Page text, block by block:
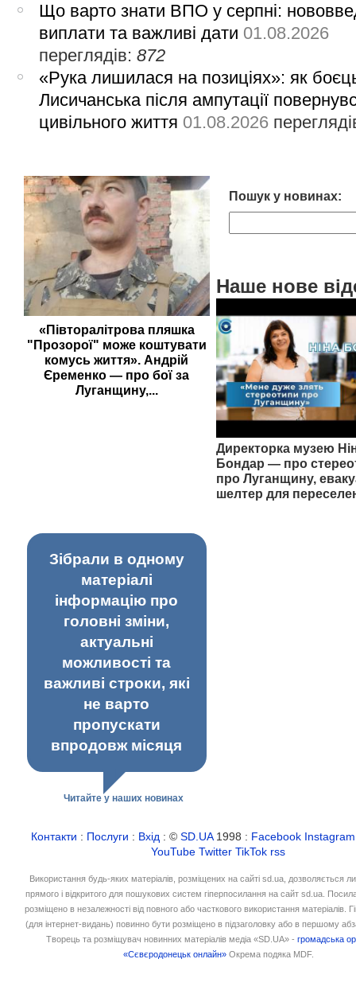
Що варто знати ВПО у серпні:
виплати та важливі дати 01.08.2026
переглядів:872
«Рука лишилася на позиціях»: як
Лисичанська після ампутації
цивільного життя 01.08.2026
«Півторалітрова пляшка
"Прозорої" може коштувати
комусь життя». Андрій
Єременко — про бої за
Луганщину,...
Пошук у новинах:
Наше нове
Директорка музею
Бондар — про
про Луганщину,
шелтер для
Зібрали в одному
матеріалі
інформацію про
головні зміни,
актуальні
можливості та
важливі строки, які
не варто
пропускати
впродовж місяця
Читайте у наших новинах
Контакти : Послуги : Вхід : ©SD.UA1998 : Facebook Instagram
YouTube Twitter TikTok rss
Використання будь-яких матеріалів, розміщених на сайті sd.ua, дозволяється
прямого і відкритого для пошукових систем гіперпосилання на сайт sd.ua.
розміщено в незалежності від повного або часткового використання матеріалів.
(для інтернет-видань) повинно бути розміщено в підзаголовку або в першому
Творець та розміщувач новинних матеріалів медіа «SD.UA» -громадська
«Сєвєродонецьк онлайн» Окрема подяка MDF.